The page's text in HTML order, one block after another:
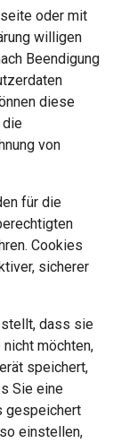
oder mit
willigen
Beendigung
diese
die
von
für die
Cookies
sicherer
dass sie
möchten,
speichert,
Sie eine
gespeichert
einstellen,